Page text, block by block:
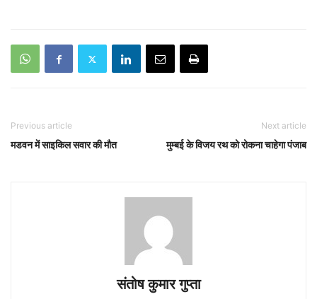
Previous article
मडवन में साइकिल सवार की मौत
Next article
मुम्बई के विजय रथ को रोकना चाहेगा पंजाब
संतोष कुमार गुप्‍ता